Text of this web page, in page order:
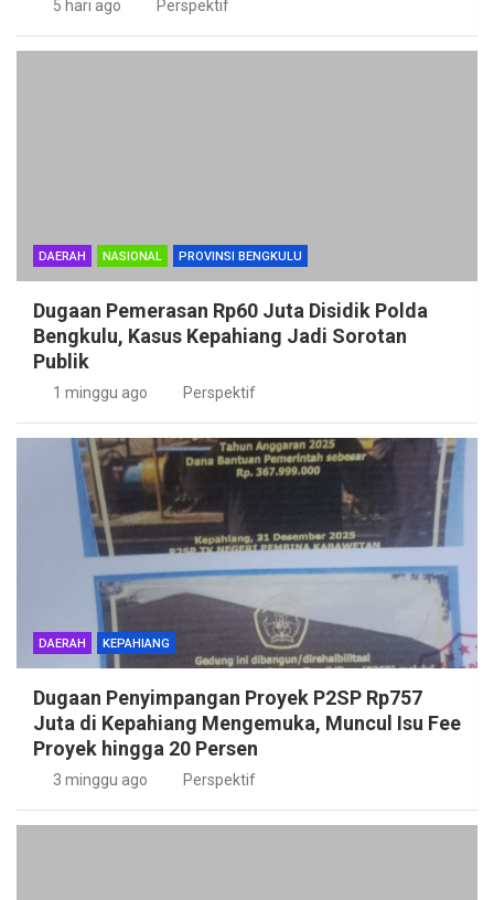
5 hari ago Perspektif
DAERAH NASIONAL PROVINSI BENGKULU
Dugaan Pemerasan Rp60 Juta Disidik Polda
Bengkulu, Kasus Kepahiang Jadi Sorotan
Publik
1 minggu ago Perspektif
DAERAH KEPAHIANG
Dugaan Penyimpangan Proyek P2SP Rp757
Juta di Kepahiang Mengemuka, Muncul Isu Fee
Proyek hingga 20 Persen
3 minggu ago Perspektif